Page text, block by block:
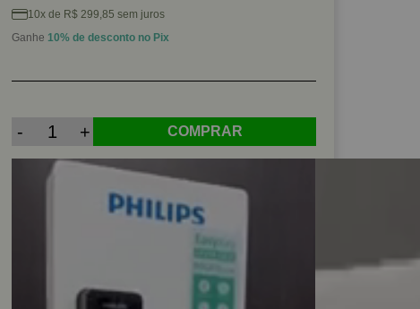
10x de R$ 299,85 sem juros
Ganhe 10% de desconto no Pix
- + COMPRAR